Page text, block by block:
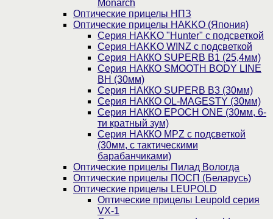
Monarch
Оптические прицелы НПЗ
Оптические прицелы HAKKO (Япония)
Cерия HAKKO "Hunter" с подсветкой
Серия НAKKO WINZ с подсветкой
Серия НАККО SUPERB B1 (25,4мм)
Серия НАККО SMOOTH BODY LINE
BH (30мм)
Серия НАККО SUPERB B3 (30мм)
Серия НАККО OL-MAGESTY (30мм)
Серия НАККО EPOCH ONE (30мм, 6-
ти кратный зум)
Серия НАККО MPZ с подсветкой
(30мм, c тактическими
барабанчиками)
Оптические прицелы Пилад Вологда
Оптические прицелы ПОСП (Беларусь)
Оптические прицелы LEUPOLD
Оптические прицелы Leupold серия
VX-1